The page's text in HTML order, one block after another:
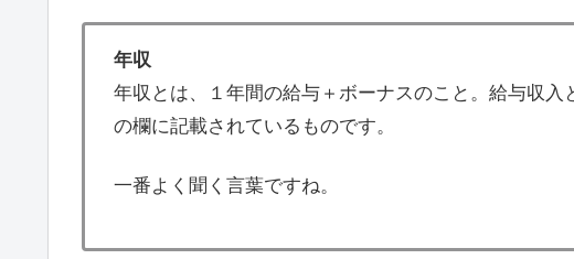
年収
年収とは、１年間の給与＋ボーナスのこと。給与収入
の欄に記載されているものです。
一番よく聞く言葉ですね。